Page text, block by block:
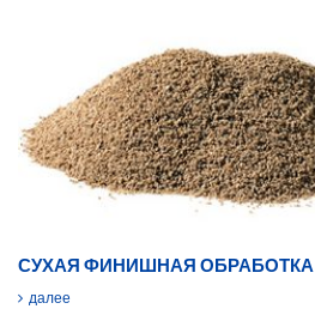
СУХАЯ ФИНИШНАЯ ОБРАБОТКА
далее